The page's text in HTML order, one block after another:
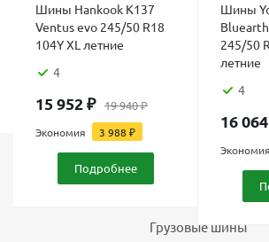
Шины Hankook K137
Ventus evo 245/50 R18
104Y XL летние
4
15 952₽ 19 940₽
Экономия 3 988 ₽
Подробнее
Шины
Bluearth
245/50
летние
4
16 064
Экономия
Грузовые шины